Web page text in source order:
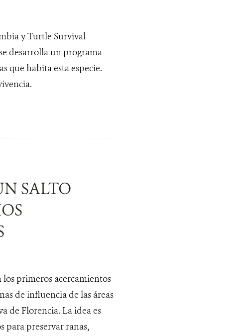
y Turtle Survival
desarrolla un programa
que habita esta especie.
SALTO
primeros acercamientos
de influencia de las áreas
de Florencia. La idea es
para preservar ranas,